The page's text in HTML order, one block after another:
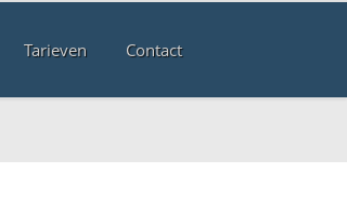
Tarieven Contact